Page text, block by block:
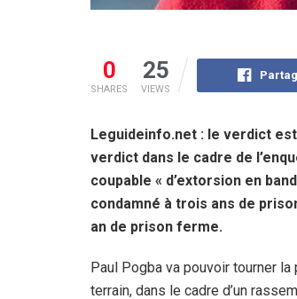
0
SHARES
25
VIEWS
Leguideinfo.net : le verdict
verdict dans le cadre de
coupable « d’extorsion en
condamné à trois ans de
an de prison ferme.
Paul Pogba va pouvoir tourner
terrain, dans le cadre d’un